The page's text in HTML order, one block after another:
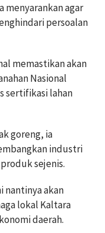
menyarankan agar
persoalan
memastikan akan
Nasional
sertifikasi lahan
goreng, ia
industri
sejenis.
nantinya akan
lokal Kaltara
daerah.